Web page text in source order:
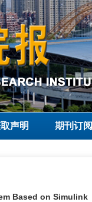
声明 期刊订阅
Based on Simulink